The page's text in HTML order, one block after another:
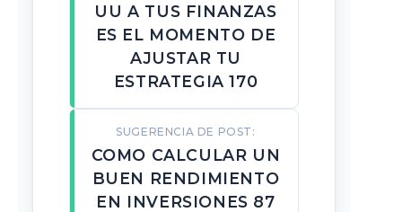
UU A TUS FINANZAS
ES EL MOMENTO DE
AJUSTAR TU
ESTRATEGIA 170
SUGERENCIA DE POST:
COMO CALCULAR UN
BUEN RENDIMIENTO
EN INVERSIONES 87